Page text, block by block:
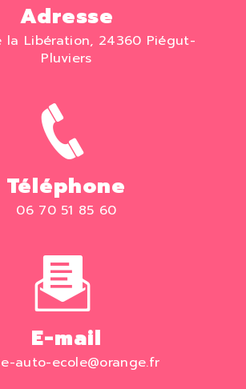
Adresse
la Libération, 24360 Piégut-
Pluviers
Téléphone
06 70 51 85 60
E-mail
auto-ecole@orange.fr